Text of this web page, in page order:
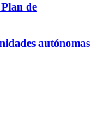
de
autónomas